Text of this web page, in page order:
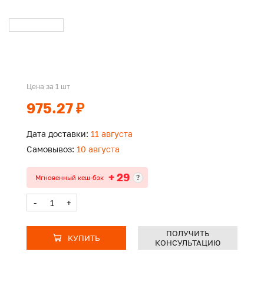
Цена за 1 шт
975.27 ₽
Дата доставки: 11 августа
Самовывоз: 10 августа
Мгновенный кеш-бэк + 29 ?
- +
КУПИТЬ
ПОЛУЧИТЬ
КОНСУЛЬТАЦИЮ